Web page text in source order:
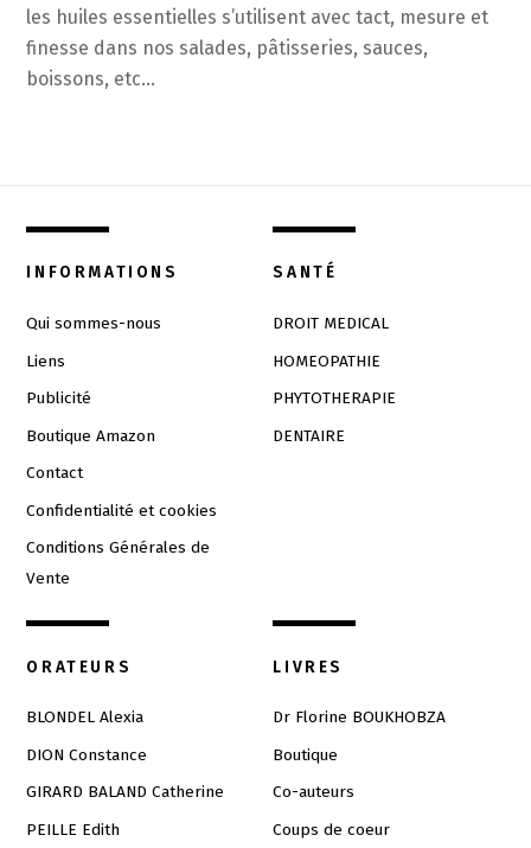
les huiles essentielles s’utilisent avec tact, mesure et
finesse dans nos salades, pâtisseries, sauces,
boissons, etc…
INFORMATIONS
Qui sommes-nous
Liens
Publicité
Boutique Amazon
Contact
Confidentialité et cookies
Conditions Générales de
Vente
SANTÉ
DROIT MEDICAL
HOMEOPATHIE
PHYTOTHERAPIE
DENTAIRE
ORATEURS
BLONDEL Alexia
DION Constance
GIRARD BALAND Catherine
PEILLE Edith
LIVRES
Dr Florine BOUKHOBZA
Boutique
Co-auteurs
Coups de coeur